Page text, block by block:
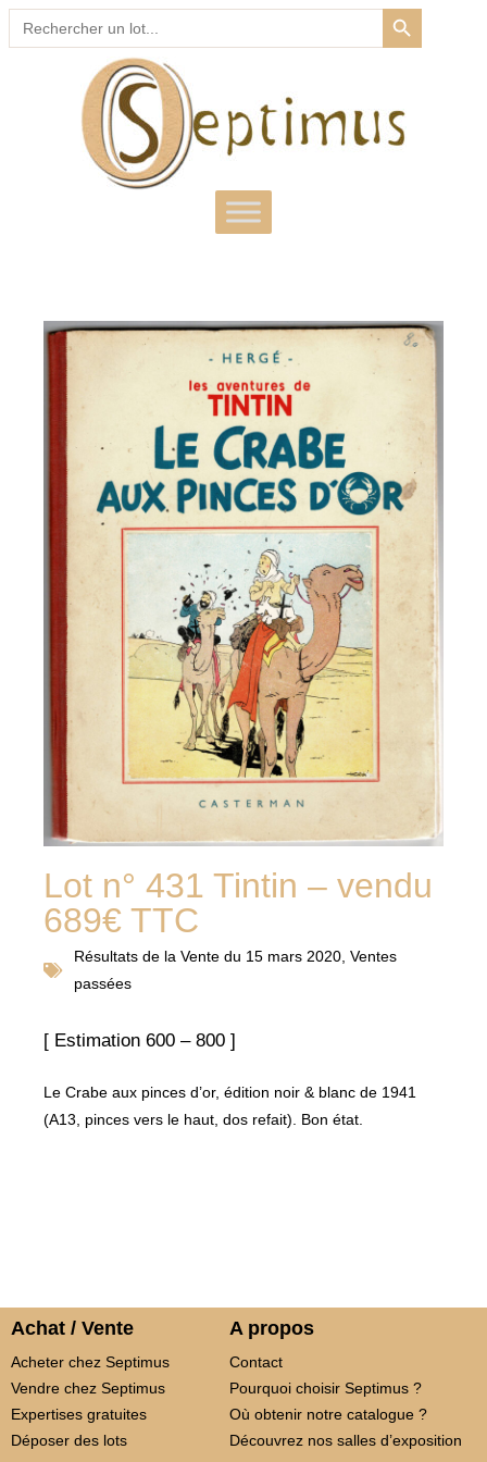
Search
for:
SEARCH BUTTON
Lot n° 431 Tintin – vendu
689€ TTC
Résultats de la Vente du 15 mars 2020 Ventes
passées
[ Estimation 600 – 800 ]
Le Crabe aux pinces d’or, édition noir & blanc de 1941
(A13, pinces vers le haut, dos refait). Bon état.
Achat / Vente
Acheter chez Septimus
Vendre chez Septimus
Expertises gratuites
Déposer des lots
A propos
Contact
Pourquoi choisir Septimus ?
Où obtenir notre catalogue ?
Découvrez nos salles d’exposition